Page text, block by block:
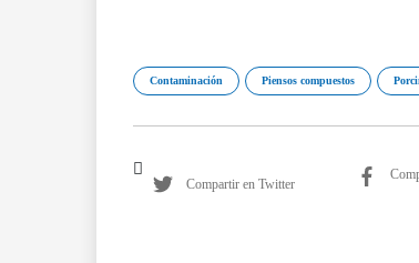
Contaminación Piensos compuestos
Compartir en Twitter